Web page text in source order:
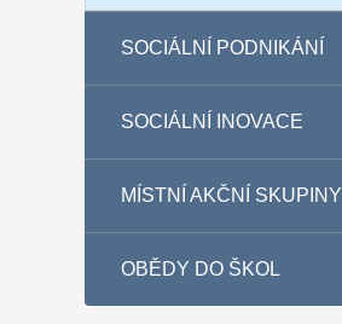
SOCIÁLNÍ PODNIKÁNÍ
SOCIÁLNÍ INOVACE
MÍSTNÍ AKČNÍ SKUPINY
OBĚDY DO ŠKOL